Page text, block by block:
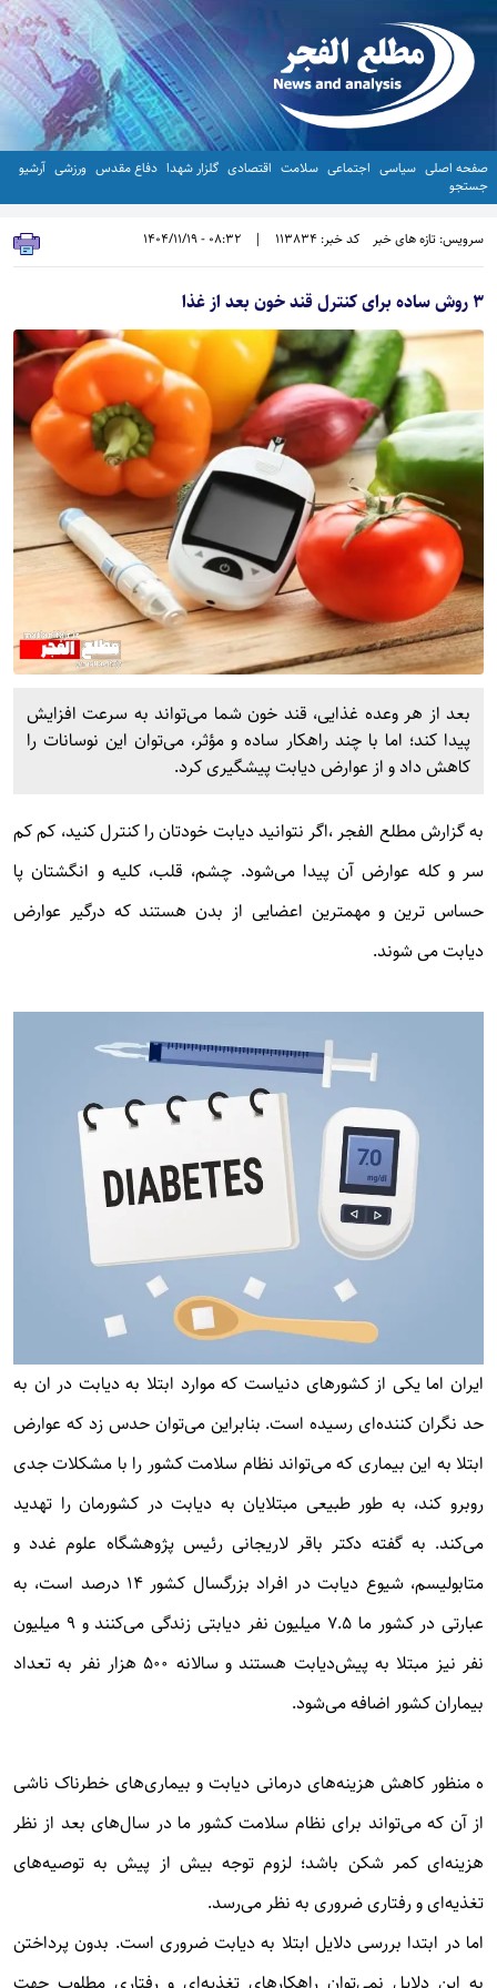
صفحه اصلی سیاسی اجتماعی سلامت اقتصادی گلزار شهدا دفاع مقدس ورزشی آرشیو
جستجو
سرویس: تازه های خبر کد خبر: 113834 |
08:32 - 1404/11/19
۳ روش ساده برای کنترل قند خون بعد از غذا
بعد از هر وعده غذایی، قند خون شما می‌تواند به سرعت افزایش
پیدا کند؛ اما با چند راهکار ساده و مؤثر، می‌توان این نوسانات را
کاهش داد و از عوارض دیابت پیشگیری کرد.
به گزارشمطلع الفجر ،اگر نتوانید دیابت خودتان را کنترل کنید، کم کم
سر و کله عوارض آن پیدا می‌شود. چشم، قلب، کلیه و انگشتان پا
حساس ترین و مهمترین اعضایی از بدن هستند که درگیر عوارض
دیابت می شوند.
ایران اما یکی از کشورهای دنیاست که موارد ابتلا به دیابت در ان به
حد نگران کننده‌ای رسیده است. بنابراین می‌توان حدس زد که عوارض
ابتلا به این بیماری که می‌تواند نظام سلامت کشور را با مشکلات جدی
روبرو کند، به طور طبیعی مبتلایان به دیابت در کشورمان را تهدید
می‌کند. به گفته دکتر باقر لاریجانی رئیس پژوهشگاه علوم غدد و
متابولیسم، شیوع دیابت در افراد بزرگسال کشور ۱۴ درصد است، به
عبارتی در کشور ما ۷.۵ میلیون نفر دیابتی زندگی می‌کنند و ۹ میلیون
نفر نیز مبتلا به پیش‌دیابت هستند و سالانه ۵۰۰ هزار نفر به تعداد
بیماران کشور اضافه می‌شود.
ه منظور کاهش هزینه‌های درمانی دیابت و بیماری‌های خطرناک ناشی
از آن که می‌تواند برای نظام سلامت کشور ما در سال‌های بعد از نظر
هزینه‌ای کمر شکن باشد؛ لزوم توجه بیش از پیش به توصیه‌های
تغذیه‌ای و رفتاری ضروری به نظر می‌رسد.
اما در ابتدا بررسی دلایل ابتلا به دیابت ضروری است. بدون پرداختن